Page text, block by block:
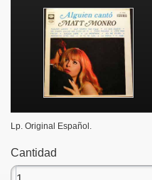
Lp. Original Español.
Cantidad